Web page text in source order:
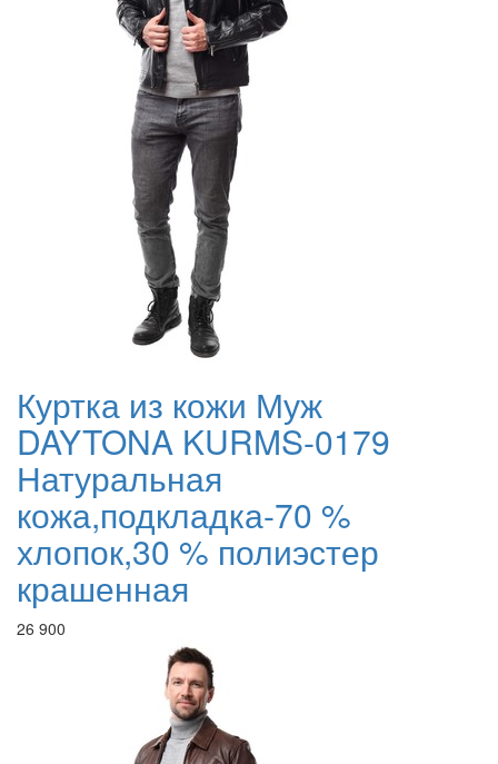
Куртка из кожи Муж
DAYTONA KURMS-0179
Натуральная
кожа,подкладка-70 %
хлопок,30 % полиэстер
крашенная
26 900